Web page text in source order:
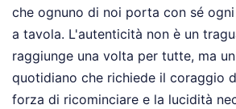
che ognuno di noi porta con sé
a tavola. L'autenticità non è un
raggiunge una volta per tutte, ma
quotidiano che richiede il coraggio
forza di ricominciare e la lucidità